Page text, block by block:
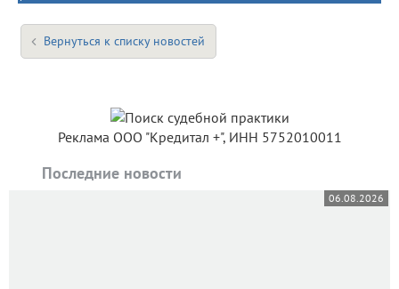
Вернуться к списку новостей
Реклама ООО "Кредитал +", ИНН 5752010011
Последние новости
06.08.2026